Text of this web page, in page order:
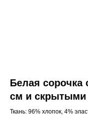
Белая сорочка
см и скрытыми
Ткань: 96% хлопок, 4%